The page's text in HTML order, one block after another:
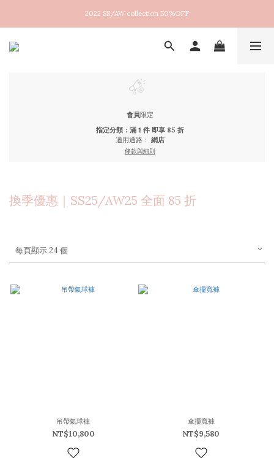
New arrival！2026SS Lucent
2022 SS/AW collection 50%OFF
New arrival！2026SS Lucent
會員限定
指定分類：滿 1 件 即享 85 折
適用通路： 網店
條款與細則
換季優惠｜SS25/AW25 全面 85 折
每頁顯示 24 個
吊帶氣球褲
NT$10,800
傘擺寬褲
NT$9,580